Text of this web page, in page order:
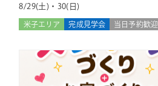
8/29(土)・30(日)
米子エリア 完成見学会 当日予約歓迎